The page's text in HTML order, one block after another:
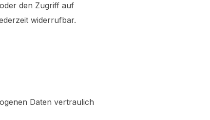
den Zugriff auf
widerrufbar.
Daten vertraulich